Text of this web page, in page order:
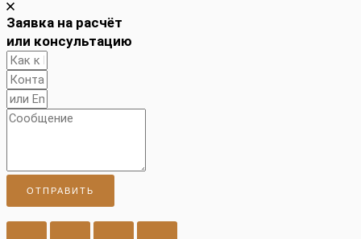
Заявка на расчёт
или консультацию
ОТПРАВИТЬ